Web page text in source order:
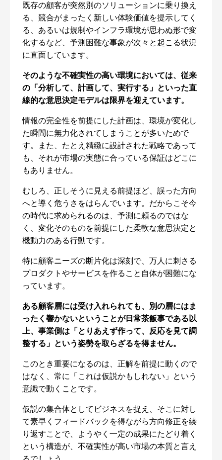
既存の顧客が突然別のソリューションに乗り換え
る、競合がまったく新しい体験価値を提示してく
る、あるいは規制やインフラ環境が思わぬ形で変
化するなど、予測困難な事象が次々と起こる状況
に直面しています。
そのような不確実性の高い環境においては、従来
の「分析して、計画して、実行する」といった直
線的な意思決定モデルは限界を迎えています。
情報の完全性を前提にした計画は、環境が変化し
た瞬間に無力化されてしまうことが多いためで
す。また、たとえ精緻に設計された戦略であって
も、それが市場の実態に合っている保証はどこに
もありません。
むしろ、正しそうに見える前提ほど、誤った方向
へと導く危うさをはらんでいます。だからこそ今
の時代に求められるのは、予測に頼るのではな
く、変化そのものを前提にした柔軟な意思決定と
機動力のある行動です。
特に顧客ニーズの断片化は深刻で、万人に刺さる
プロダクトやサービスを作ること自体が困難にな
っています。
ある顧客層には受け入れられても、別の層にはま
ったく響かないということが日常茶飯事である以
上、事業側は「とりあえず作って、反応を見て調
整する」という姿勢を取らざるを得ません。
このとき重要になるのは、正解を前提に動くので
はなく、常に「これは仮説かもしれない」という
意識で動くことです。
仮説の集合体としてビジネスを捉え、そこに対し
て素早くフィードバックを得ながら方向修正を繰
り返すことで、ようやく一定の成果にたどり着く
という構造が、不確実性が高い市場の本質と言え